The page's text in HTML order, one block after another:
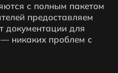
с полным пакетом
предоставляем
документации для
никаких проблем с